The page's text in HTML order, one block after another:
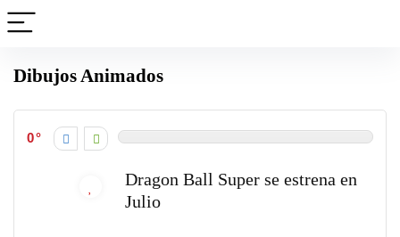
Dibujos Animados
0
Dragon Ball Super se estrena en
Julio